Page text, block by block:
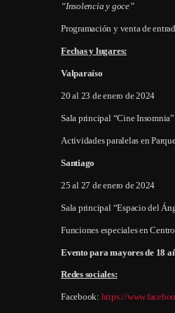
“Insolencia y goce”
Programación y venta de
Fechas y lugares:
Valparaíso
20 al 23 de enero de 2024
Sala principal “Cine
Actividades paralelas en
Santiago
25 al 27 de enero de 2024
Sala principal “Espacio del
Funciones especiales en
Evento para mayores de 18
Redes sociales:
Facebook: https://